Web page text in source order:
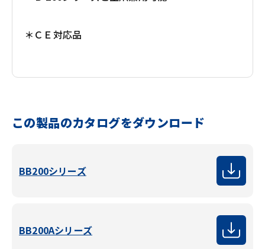
＊ＣＥ対応品
この製品のカタログをダウンロード
BB200シリーズ
BB200Aシリーズ